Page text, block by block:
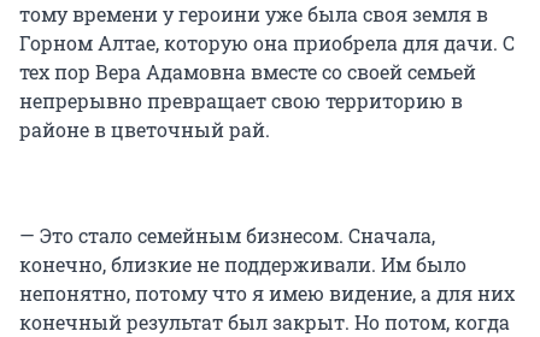
тому времени у героини уже была своя земля в
Горном Алтае, которую она приобрела для дачи. С
тех пор Вера Адамовна вместе со своей семьей
непрерывно превращает свою территорию в
районе в цветочный рай.
— Это стало семейным бизнесом. Сначала,
конечно, близкие не поддерживали. Им было
непонятно, потому что я имею видение, а для них
конечный результат был закрыт. Но потом, когда